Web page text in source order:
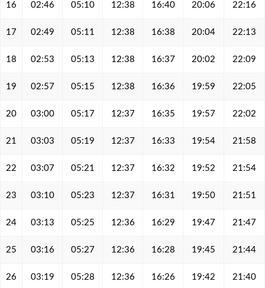
16 02:46 05:10 12:38 16:40 20:06 22:16
17 02:49 05:11 12:38 16:38 20:04 22:13
18 02:53 05:13 12:38 16:37 20:02 22:09
19 02:57 05:15 12:38 16:36 19:59 22:05
20 03:00 05:17 12:37 16:35 19:57 22:02
21 03:03 05:19 12:37 16:33 19:54 21:58
22 03:07 05:21 12:37 16:32 19:52 21:54
23 03:10 05:23 12:37 16:31 19:50 21:51
24 03:13 05:25 12:36 16:29 19:47 21:47
25 03:16 05:27 12:36 16:28 19:45 21:44
26 03:19 05:28 12:36 16:26 19:42 21:40